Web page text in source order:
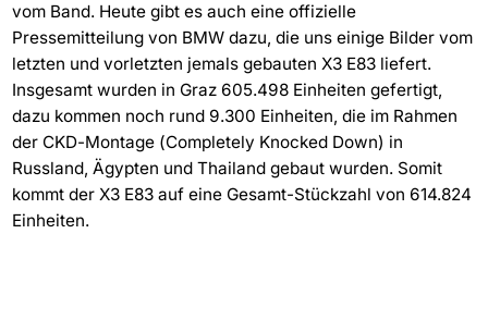
vom Band. Heute gibt es auch eine offizielle
Pressemitteilung von BMW dazu, die uns einige Bilder vom
letzten und vorletzten jemals gebauten X3 E83 liefert.
Insgesamt wurden in Graz 605.498 Einheiten gefertigt,
dazu kommen noch rund 9.300 Einheiten, die im Rahmen
der CKD-Montage (Completely Knocked Down) in
Russland, Ägypten und Thailand gebaut wurden. Somit
kommt der X3 E83 auf eine Gesamt-Stückzahl von 614.824
Einheiten.